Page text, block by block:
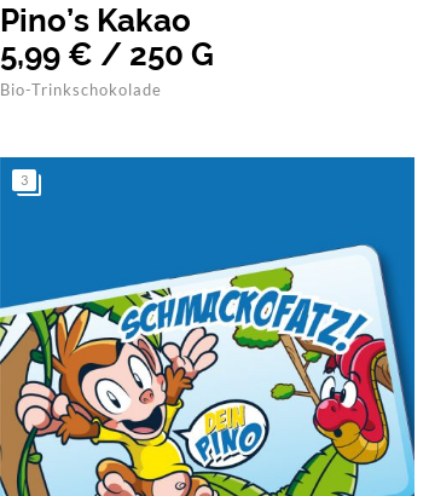
Pino’s Kakao
5,99 € / 250 G
Bio-Trinkschokolade
3